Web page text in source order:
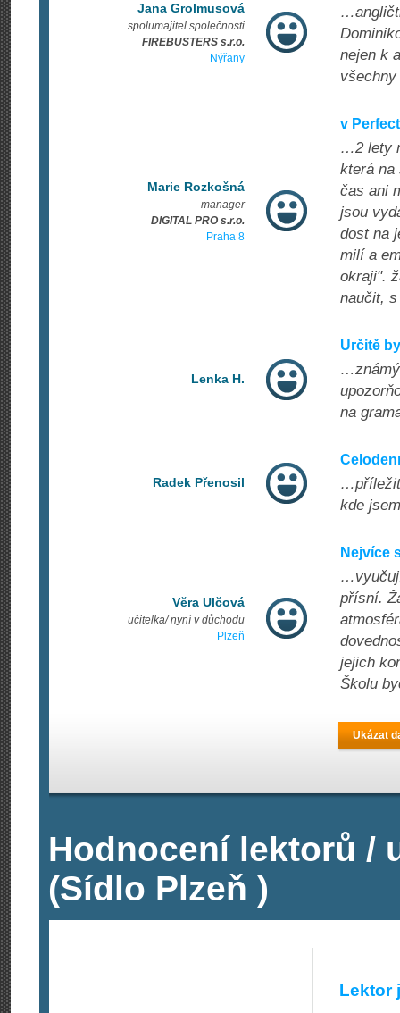
Jana Grolmusová
spolumajitel společnosti
FIREBUSTERS s.r.o.
Nýřany
nejen k
Marie Rozkošná
manager
DIGITAL PRO s.r.o.
Praha 8
v
…2 lety
která na
čas ani
jsou
dost na
milí a
okraji".
naučit,
Lenka H.
Určitě
na
Radek Přenosil
kde
Věra Ulčová
učitelka/ nyní v důchodu
Plzeň
Nejvíce
přísní.
jejich
Školu
Ukázat
Hodnocení lektorů /
(Sídlo Plzeň )
Lektor